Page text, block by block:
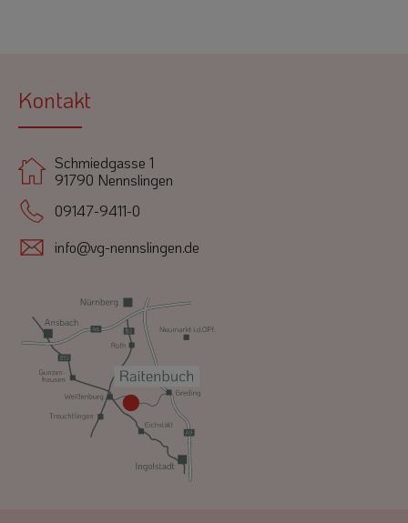
Kontakt
Schmiedgasse 1
91790 Nennslingen
09147-9411-0
info@vg-nennslingen.de